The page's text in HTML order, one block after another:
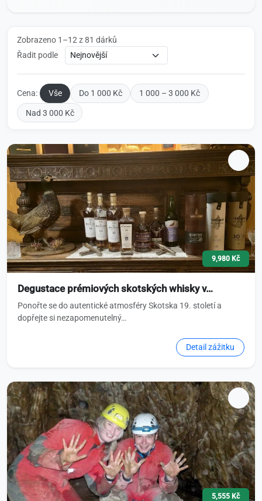
Zobrazeno 1–12 z 81 dárků
Řadit podle
Cena: Vše Do 1 000 Kč 1 000 – 3 000 Kč
Nad 3 000 Kč
9,980 Kč
Degustace prémiových skotských whisky v…
Ponořte se do autentické atmosféry Skotska 19. století a
dopřejte si nezapomenutelný…
Detail zážitku
5,555 Kč